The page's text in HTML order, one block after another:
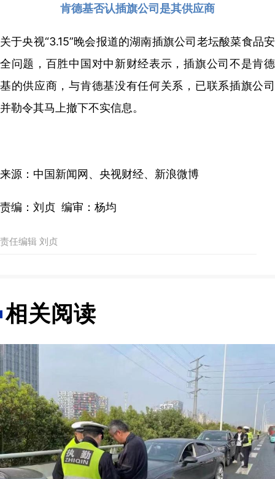
肯德基否认插旗公司是其供应商
关于央视“3.15”晚会报道的湖南插旗公司老坛酸菜食品安
全问题，百胜中国对中新财经表示，插旗公司不是肯德
基的供应商，与肯德基没有任何关系，已联系插旗公司
并勒令其马上撤下不实信息。
来源：中国新闻网、央视财经、新浪微博
责编：刘贞 编审：杨均
责任编辑 刘贞
相关阅读